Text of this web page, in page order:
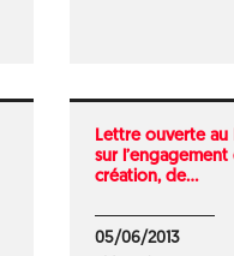
Lettre ouverte au
sur l’engagement
création, de...
05/06/2013